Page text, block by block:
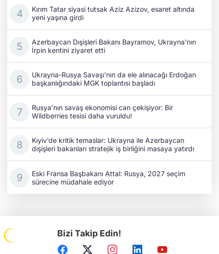
Kırım Tatar siyasi tutsak Aziz Azizov, esaret altında
yeni yaşına girdi
Azerbaycan Dışişleri Bakanı Bayramov, Ukrayna'nın
İrpin kentini ziyaret etti
Ukrayna-Rusya Savaşı'nın da ele alınacağı Erdoğan
başkanlığındaki MGK toplantısı başladı
Rusya’nın savaş ekonomisi can çekişiyor: Bir
Wildberries tesisi daha vuruldu!
Kıyiv’de kritik temaslar: Ukrayna ile Azerbaycan
dışişleri bakanları stratejik iş birliğini masaya yatırdı
Eski Fransa Başbakanı Attal: Rusya, 2027 seçim
sürecine müdahale ediyor
Bizi Takip Edin!